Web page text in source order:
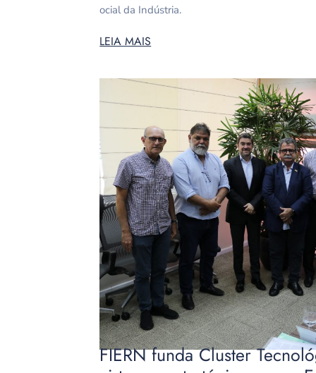
ocial da Indústria.
LEIA MAIS
FIERN funda Cluster